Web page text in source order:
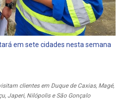
em sete cidades nesta semana
clientes em Duque de Caxias, Magé,
Japeri, Nilópolis e São Gonçalo